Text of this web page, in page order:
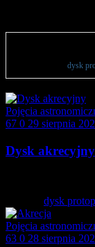
dysk
Pojęcia
67 0 29 sierpnia
Dysk akrecyjny
dysk
Pojęcia
63 0 28 sierpnia